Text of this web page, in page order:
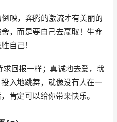
映，奔腾的激流才有美丽的
，而是要自己去赢取！生命
自己！
回报一样；真诚地去爱，就
入地跳舞，就像没有人在一
肯定可以给你带来快乐。